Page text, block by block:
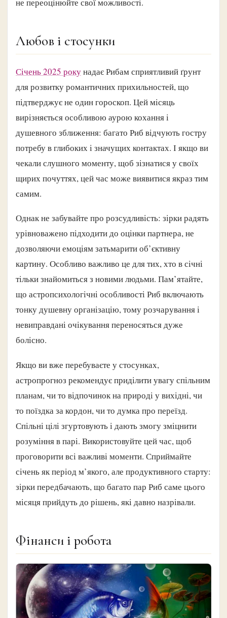
Любов і стосунки
Січень 2025 рокунадає Рибам сприятливий ґрунт
для розвитку романтичних прихильностей, що
підтверджує не один гороскоп. Цей місяць
вирізняється особливою аурою кохання і
душевного зближення: багато Риб відчують гостру
потребу в глибоких і значущих контактах. І якщо ви
чекали слушного моменту, щоб зізнатися у своїх
щирих почуттях, цей час може виявитися якраз тим
самим.
Однак не забувайте про розсудливість: зірки радять
урівноважено підходити до оцінки партнера, не
дозволяючи емоціям затьмарити об’єктивну
картину. Особливо важливо це для тих, хто в січні
тільки знайомиться з новими людьми. Пам’ятайте,
що астропсихологічні особливості Риб включають
тонку душевну організацію, тому розчарування і
невиправдані очікування переносяться дуже
болісно.
Якщо ви вже перебуваєте у стосунках,
астропрогноз рекомендує приділити увагу спільним
планам, чи то відпочинок на природі у вихідні, чи
то поїздка за кордон, чи то думка про переїзд.
Спільні цілі згуртовують і дають змогу зміцнити
розуміння в парі. Використовуйте цей час, щоб
проговорити всі важливі моменти. Сприймайте
січень як період м’якого, але продуктивного старту:
зірки передбачають, що багато пар Риб саме цього
місяця прийдуть до рішень, які давно назрівали.
Фінанси і робота